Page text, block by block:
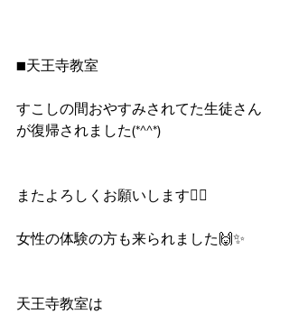
■天王寺教室
すこしの間おやすみされてた生徒さん
が復帰されました(*^^*)
またよろしくお願いします🙇‍♂️
女性の体験の方も来られました🙌✨
天王寺教室は